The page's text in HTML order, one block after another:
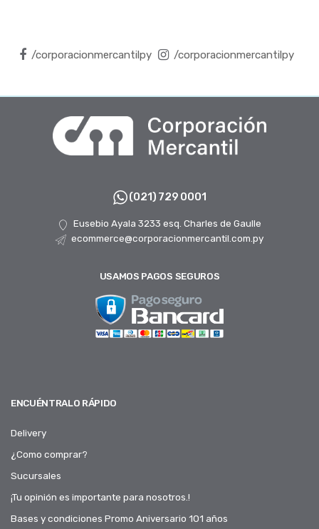
/corporacionmercantilpy /corporacionmercantilpy
(021) 729 0001
Eusebio Ayala 3233 esq. Charles de Gaulle
ecommerce@corporacionmercantil.com.py
USAMOS PAGOS SEGUROS
ENCUÉNTRALO RÁPIDO
Delivery
¿Como comprar?
Sucursales
¡Tu opinión es importante para nosotros.!
Bases y condiciones Promo Aniversario 101 años